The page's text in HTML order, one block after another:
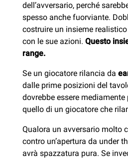
dell’avversario, perché
spesso anche fuorviante.
costruire un insieme
con le sue azioni. Questo
range.
Se un giocatore rilancia da
dalle prime posizioni del
dovrebbe essere
quello di un giocatore che
Qualora un avversario molto
contro un’apertura da under
avrà spazzatura pura. Se